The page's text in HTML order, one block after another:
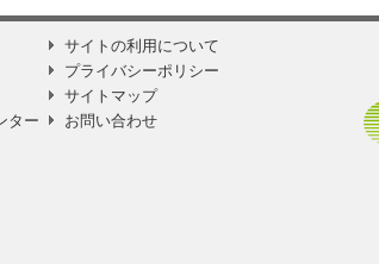
ター
サイトの利用について
プライバシーポリシー
サイトマップ
お問い合わせ